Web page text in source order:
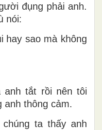
đụng phải anh.
nói:
hay sao mà không
anh tắt rồi nên tôi
anh thông cảm.
ta thấy anh